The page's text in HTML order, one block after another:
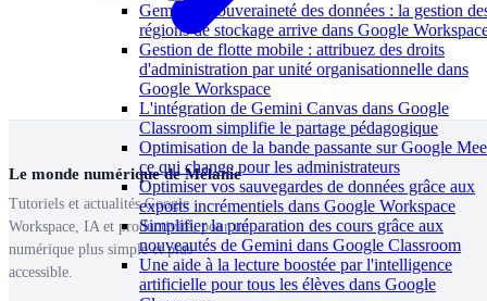
Gemini et souveraineté des données : la gestion
régions de stockage arrive dans Google
Gestion de flotte mobile : attribuez des droits
d'administration par unité organisationnelle dans
Google Workspace
L'intégration de Gemini Canvas dans Google
Classroom simplifie le partage pédagogique
Optimisation de la bande passante sur Google
ce qui change pour les administrateurs
Optimiser vos sauvegardes de données grâce aux
exports incrémentiels dans Google Workspace
Simplifier la préparation des cours grâce aux
nouveautés de Gemini dans Google Classroom
Une aide à la lecture boostée par l'intelligence
artificielle pour tous les élèves dans Google
Le monde numérique de Mélanie
Tutoriels et actualités Google
Workspace, IA et productivité, pour un
numérique plus simple et plus
accessible.